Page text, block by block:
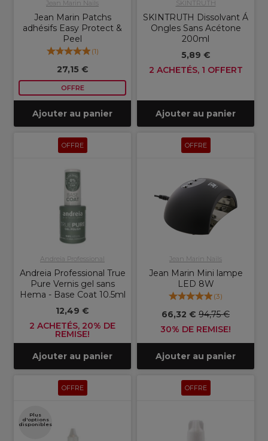
Jean Marin Nails
Jean Marin Patchs
adhésifs Easy Protect &
Peel
(1)
27,15 €
OFFRE
Ajouter au panier
SKINTRUTH
SKINTRUTH Dissolvant Á
Ongles Sans Acétone
200ml
5,89 €
2 ACHETÉS, 1 OFFERT
Ajouter au panier
OFFRE
Andreia Professional
Andreia Professional True
Pure Vernis gel sans
Hema - Base Coat 10.5ml
12,49 €
2 ACHETÉS, 20% DE
REMISE!
Ajouter au panier
OFFRE
Jean Marin Nails
Jean Marin Mini lampe
LED 8W
(3)
66,32 € 94,75 €
30% DE REMISE!
Ajouter au panier
OFFRE
Plus
d'options
disponibles
OFFRE